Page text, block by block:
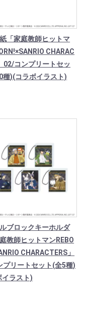
「家庭教師ヒットマ
CHARAC
02/コンプリートセッ
種)(コラボイラスト)
ブロックキーホルダ
教師ヒットマンREBO
CHARACTERS」
プリートセット(全5種)
イラスト)